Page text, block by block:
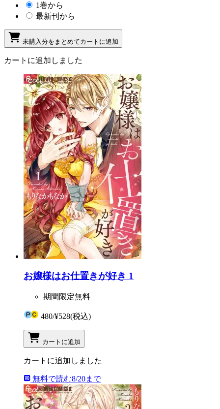
1巻から
最新刊から
未購入分をまとめてカートに追加
カートに追加しました
お嬢様はお仕置きが好き 1
期間限定無料
480/¥528(税込)
カートに追加
カートに追加しました
無料で読む8/20まで